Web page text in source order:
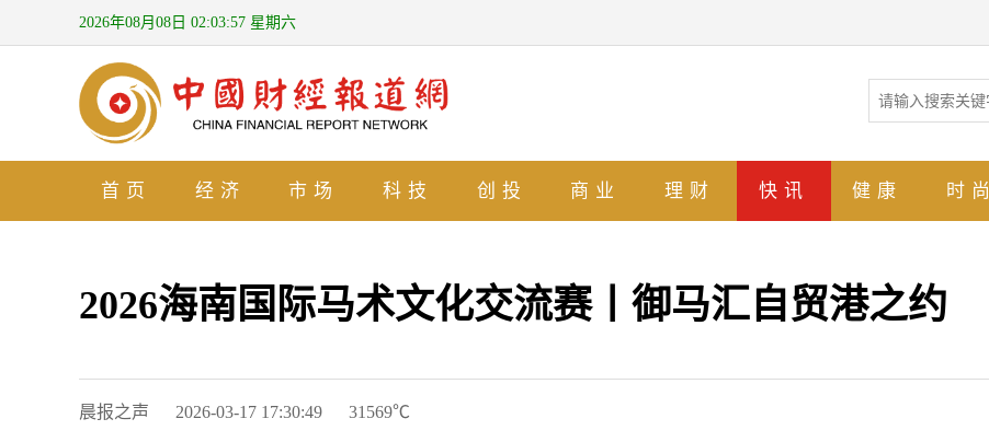
2026年08月08日 02:03:59 星期六
首页 经济 市场 科技 创投 商业 理财 快讯 健康 时尚
2026海南国际马术文化交流赛丨御马汇自贸港之约
晨报之声 2026-03-17 17:30:49 31569℃